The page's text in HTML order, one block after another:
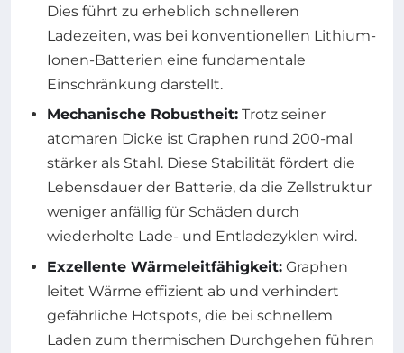
Dies führt zu erheblich schnelleren
Ladezeiten, was bei konventionellen Lithium-
Ionen-Batterien eine fundamentale
Einschränkung darstellt.
Mechanische Robustheit: Trotz seiner
atomaren Dicke ist Graphen rund 200-mal
stärker als Stahl. Diese Stabilität fördert die
Lebensdauer der Batterie, da die Zellstruktur
weniger anfällig für Schäden durch
wiederholte Lade- und Entladezyklen wird.
Exzellente Wärmeleitfähigkeit: Graphen
leitet Wärme effizient ab und verhindert
gefährliche Hotspots, die bei schnellem
Laden zum thermischen Durchgehen führen